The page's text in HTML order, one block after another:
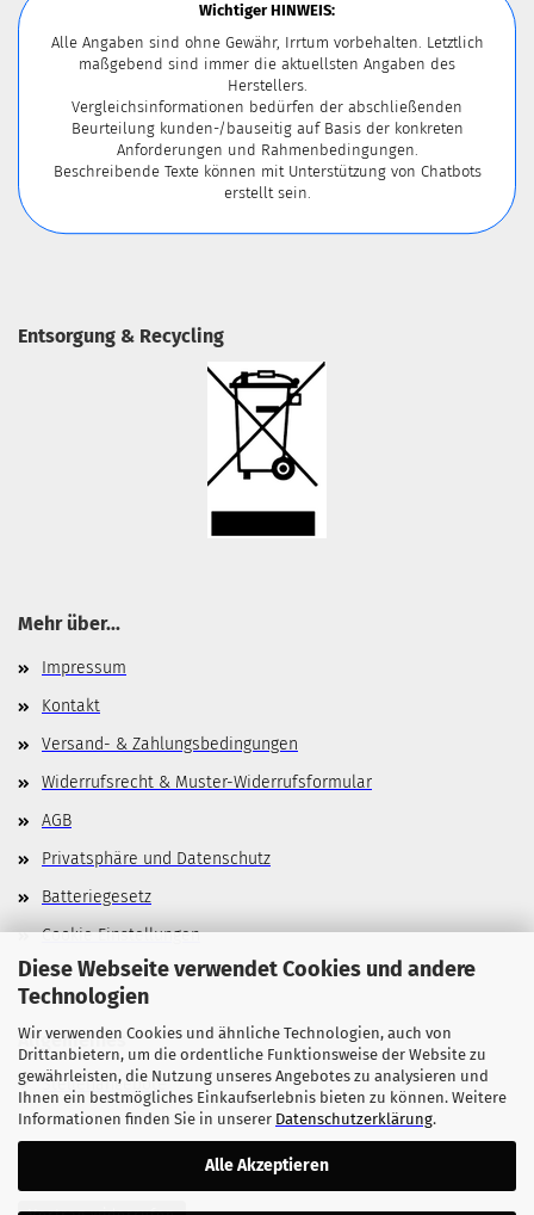
Diese Webseite verwendet Cookies und andere
Technologien
Wir verwenden Cookies und ähnliche Technologien, auch von
Drittanbietern, um die ordentliche Funktionsweise der Website zu
gewährleisten, die Nutzung unseres Angebotes zu analysieren und
Ihnen ein bestmögliches Einkaufserlebnis bieten zu können. Weitere
Informationen finden Sie in unserer Datenschutzerklärung.
Alle Akzeptieren
Wichtiger HINWEIS:
Alle Angaben sind ohne Gewähr, Irrtum vorbehalten. Letztlich
maßgebend sind immer die aktuellsten Angaben des
Herstellers.
Vergleichsinformationen bedürfen der abschließenden
Beurteilung kunden-/bauseitig auf Basis der konkreten
Anforderungen und Rahmenbedingungen.
Beschreibende Texte können mit Unterstützung von Chatbots
erstellt sein.
Entsorgung & Recycling
Mehr über...
Impressum
Kontakt
Versand- & Zahlungsbedingungen
Widerrufsrecht & Muster-Widerrufsformular
AGB
Privatsphäre und Datenschutz
Batteriegesetz
Cookie Einstellungen
Allgemeines
Stellenangebote